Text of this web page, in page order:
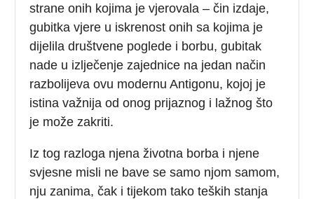
strane onih kojima je vjerovala – čin izdaje,
gubitka vjere u iskrenost onih sa kojima je
dijelila društvene poglede i borbu, gubitak
nade u izlječenje zajednice na jedan način
razbolijeva ovu modernu Antigonu, kojoj je
istina važnija od onog prijaznog i lažnog što
je može zakriti.
Iz tog razloga njena životna borba i njene
svjesne misli ne bave se samo njom samom,
nju zanima, čak i tijekom tako teških stanja